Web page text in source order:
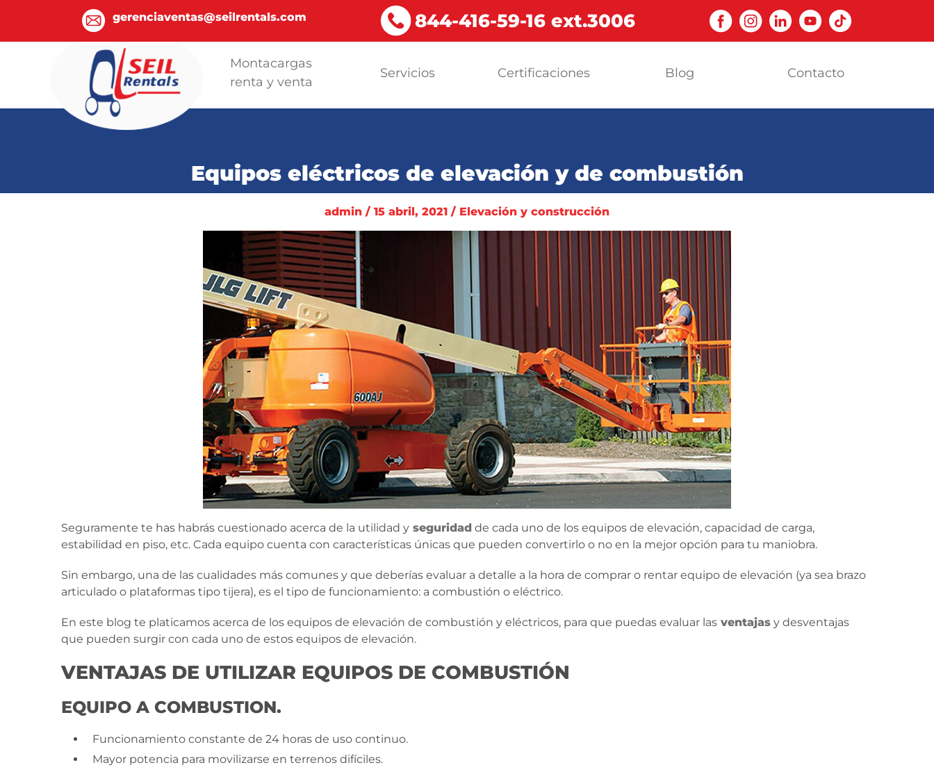
gerenciaventas@seilrentals.com 844-416-59-16 ext.3006
Montacargas
renta y venta
Servicios Certificaciones Blog Contacto
Equipos eléctricos de elevación y de combustión
admin / 15 abril, 2021 / Elevación y construcción
Seguramente te has habrás cuestionado acerca de la utilidad y seguridad de cada uno de los equipos de elevación, capacidad de carga,
estabilidad en piso, etc. Cada equipo cuenta con características únicas que pueden convertirlo o no en la mejor opción para tu maniobra.
Sin embargo, una de las cualidades más comunes y que deberías evaluar a detalle a la hora de comprar o rentar equipo de elevación (ya sea brazo
articulado o plataformas tipo tijera), es el tipo de funcionamiento: a combustión o eléctrico.
En este blog te platicamos acerca de los equipos de elevación de combustión y eléctricos, para que puedas evaluar las ventajas y desventajas
que pueden surgir con cada uno de estos equipos de elevación.
VENTAJAS DE UTILIZAR EQUIPOS DE COMBUSTIÓN
EQUIPO A COMBUSTION.
Funcionamiento constante de 24 horas de uso continuo.
Mayor potencia para movilizarse en terrenos difíciles.